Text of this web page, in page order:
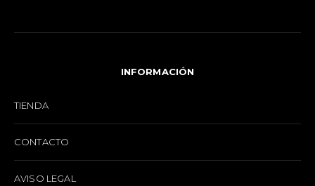
INFORMACIÓN
TIENDA
CONTACTO
AVISO LEGAL